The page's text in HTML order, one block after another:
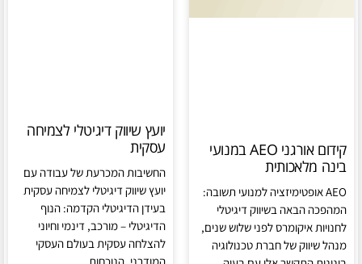
קידום אורגני AEO במנועי
בינה מלאכותית
AEO אופטימיזציה למנועי תשובה:
המהפכה הבאה בשיווק דיגיטלי
לחנויות איקומרס לפני שלוש שנים,
מנהל שיווק של חברת טכנולוגיה
יועץ שיווק דיגיטלי לצמיחה
עסקית
החשיבות המכרעת של עבודה עם
יועץ שיווק דיגיטלי לצמיחה עסקית
בעידן הדיגיטלי הקדמה: הנוף
הדיגיטלי – מורכב, דינמי וחיוני
להצלחה עסקית בעולם העסקי